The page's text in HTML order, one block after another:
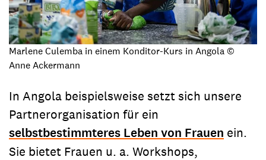
Marlene Culemba in einem Konditor-Kurs in Angola ©
Anne Ackermann
In Angola beispielsweise setzt sich unsere
Partnerorganisation für ein
selbstbestimmteres Leben von Frauen ein.
Sie bietet Frauen u. a. Workshops,